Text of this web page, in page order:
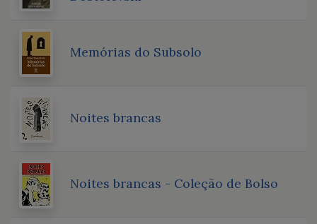
Memórias do Subsolo
Noites brancas
Noites brancas - Coleção de Bolso